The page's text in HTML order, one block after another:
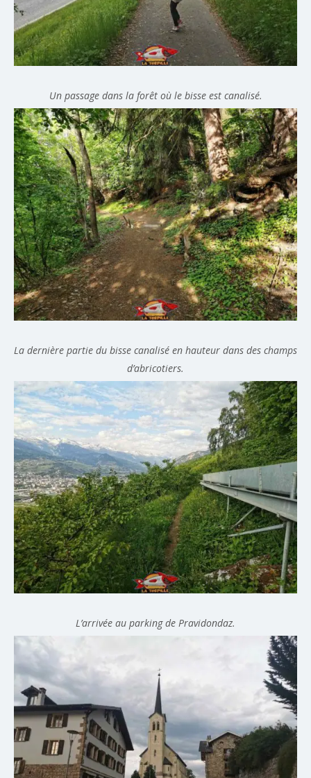
Un passage dans la forêt où le bisse est canalisé.
La dernière partie du bisse canalisé en hauteur dans des champs
d’abricotiers.
L’arrivée au parking de Pravidondaz.